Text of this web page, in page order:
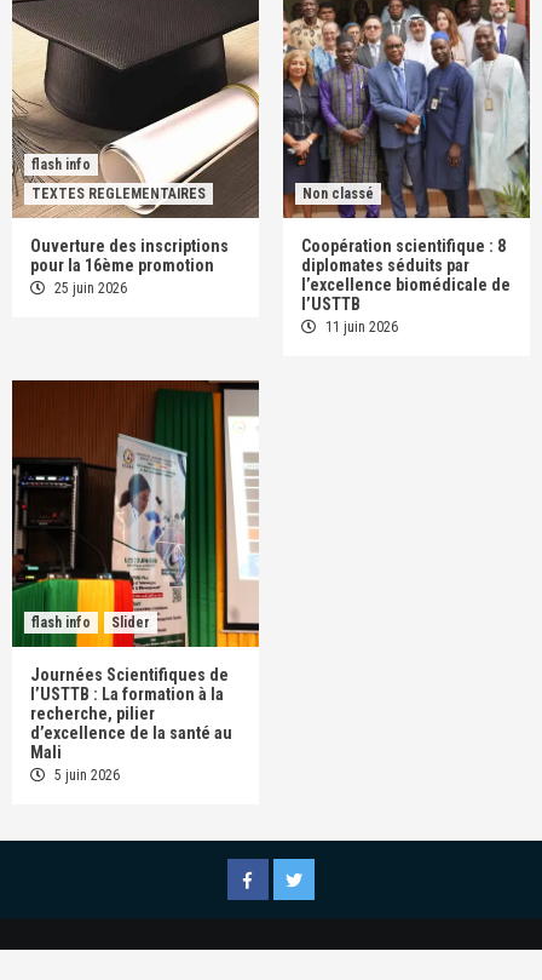
flash info
TEXTES REGLEMENTAIRES
Ouverture des inscriptions
pour la 16ème promotion
25 juin 2026
Non classé
Coopération scientifique : 8
diplomates séduits par
l’excellence biomédicale de
l’USTTB
11 juin 2026
flash info Slider
Journées Scientifiques de
l’USTTB : La formation à la
recherche, pilier
d’excellence de la santé au
Mali
5 juin 2026
FacebookTwitter
Copyright © All rights reserved. Conception par